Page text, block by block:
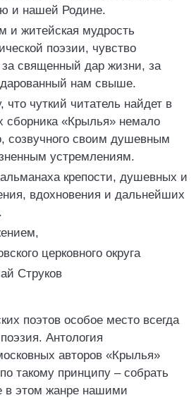
и нашей Родине.
и житейская мудрость
поэзии, чувство
за священный дар жизни, за
нам свыше.
чуткий читатель найдет в
сборника «Крылья» немало
созвучного своим душевным
устремлениям.
крепости, душевных и
вдохновения и дальнейших
церковного округа
Струков
поэтов особое место всегда
Антология
авторов «Крылья»
такому принципу – собрать
в этом жанре нашими